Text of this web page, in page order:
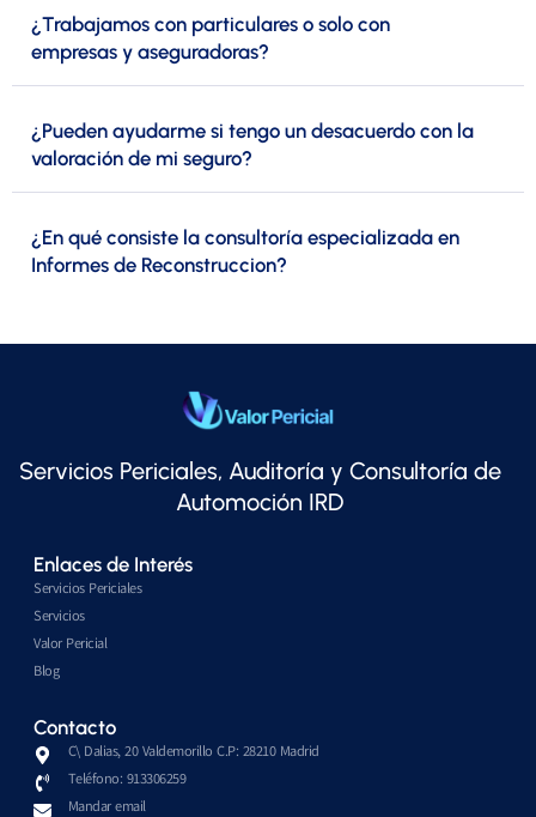
¿Trabajamos con particulares o solo con
empresas y aseguradoras?
¿Pueden ayudarme si tengo un desacuerdo con la
valoración de mi seguro?
¿En qué consiste la consultoría especializada en
Informes de Reconstruccion?
Servicios Periciales, Auditoría y Consultoría de
Automoción IRD
Enlaces de Interés
Servicios Periciales
Servicios
Valor Pericial
Blog
Contacto
C\ Dalias, 20 Valdemorillo C.P: 28210 Madrid
Teléfono: 913306259
Mandar email